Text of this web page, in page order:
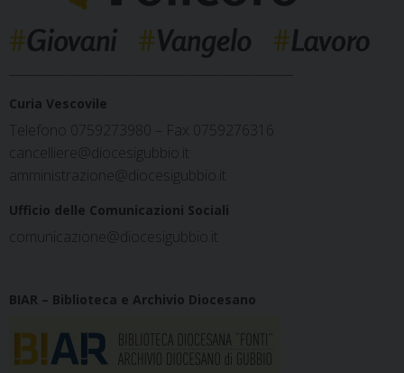
Curia Vescovile
Telefono 0759273980 – Fax 0759276316
cancelliere@diocesigubbio.it
amministrazione@diocesigubbio.it
Ufficio delle Comunicazioni Sociali
comunicazione@diocesigubbio.it
BIAR – Biblioteca e Archivio Diocesano